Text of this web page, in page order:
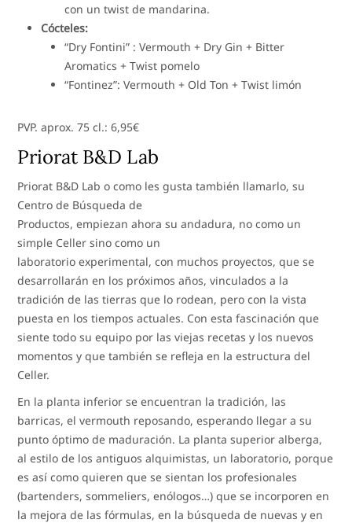
con un twist de mandarina.
Cócteles:
“Dry Fontini” : Vermouth + Dry Gin + Bitter
Aromatics + Twist pomelo
“Fontinez”: Vermouth + Old Ton + Twist limón
PVP. aprox. 75 cl.: 6,95€
Priorat B&D Lab
Priorat B&D Lab o como les gusta también llamarlo, su
Centro de Búsqueda de
Productos, empiezan ahora su andadura, no como un
simple Celler sino como un
laboratorio experimental, con muchos proyectos, que se
desarrollarán en los próximos años, vinculados a la
tradición de las tierras que lo rodean, pero con la vista
puesta en los tiempos actuales. Con esta fascinación que
siente todo su equipo por las viejas recetas y los nuevos
momentos y que también se refleja en la estructura del
Celler.
En la planta inferior se encuentran la tradición, las
barricas, el vermouth reposando, esperando llegar a su
punto óptimo de maduración. La planta superior alberga,
al estilo de los antiguos alquimistas, un laboratorio, porque
es así como quieren que se sientan los profesionales
(bartenders, sommeliers, enólogos…) que se incorporen en
la mejora de las fórmulas, en la búsqueda de nuevas y en